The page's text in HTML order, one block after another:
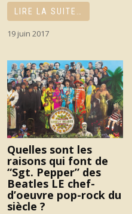
LIRE LA SUITE…
19 juin 2017
Quelles sont les
raisons qui font de
“Sgt. Pepper” des
Beatles LE chef-
d’oeuvre pop-rock du
siècle ?